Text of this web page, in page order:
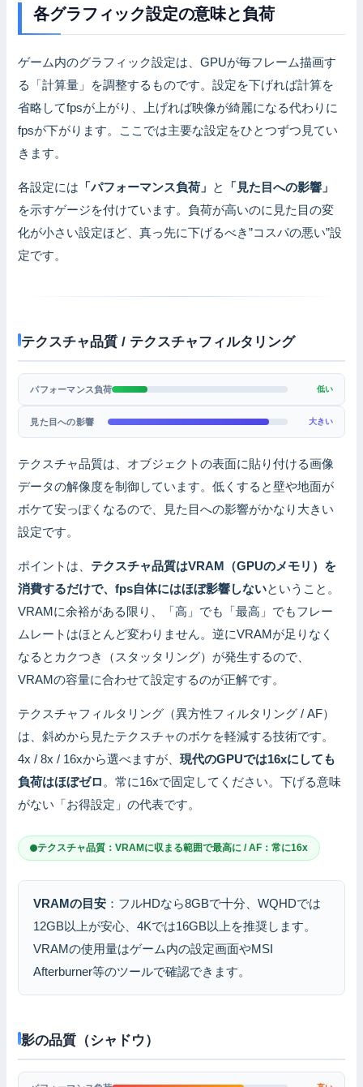
各グラフィック設定の意味と負荷
ゲーム内のグラフィック設定は、GPUが毎フレーム描画す
る「計算量」を調整するものです。設定を下げれば計算を
省略してfpsが上がり、上げれば映像が綺麗になる代わりに
fpsが下がります。ここでは主要な設定をひとつずつ見てい
きます。
各設定には 「パフォーマンス負荷」 と
「見た目への影響」
を示すゲージを付けています。負荷が高いのに見た目の変
化が小さい設定ほど、真っ先に下げるべき”コスパの悪い”設
定です。
テクスチャ品質 / テクスチャフィルタリング
パフォーマンス負荷 低い
見た目への影響 大きい
テクスチャ品質は、オブジェクトの表面に貼り付ける画像
データの解像度を制御しています。低くすると壁や地面が
ボケて安っぽくなるので、見た目への影響がかなり大きい
設定です。
ポイントは、 テクスチャ品質はVRAM（GPUのメモリ）を
消費するだけで、fps自体にはほぼ影響しないということ。
VRAMに余裕がある限り、「高」でも「最高」でもフレー
ムレートはほとんど変わりません。逆にVRAMが足りなく
なるとカクつき（スタッタリング）が発生するので、
VRAMの容量に合わせて設定するのが正解です。
テクスチャフィルタリング（異方性フィルタリング / AF）
は、斜めから見たテクスチャのボケを軽減する技術です。
4x / 8x / 16xから選べますが、現代のGPUでは16xにしても
負荷はほぼゼロ 。常に16xで固定してください。下げる意味
がない「お得設定」の代表です。
テクスチャ品質：VRAMに収まる範囲で最高に / AF：常に16x
VRAMの目安 ：フルHDなら8GBで十分、WQHDでは
12GB以上が安心、4Kでは16GB以上を推奨します。
VRAMの使用量はゲーム内の設定画面やMSI
Afterburner等のツールで確認できます。
影の品質（シャドウ）